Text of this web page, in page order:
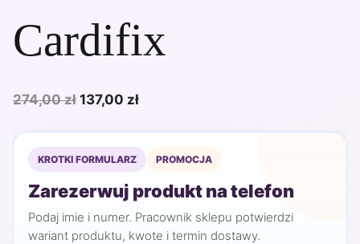
Cardifix
274,00zł Pierwotna
274,00 zł.
137,00 złAktualna
137,00 zł.
KROTKI FORMULARZ PROMOCJA
Zarezerwuj produkt na telefon
Podaj imie i numer. Pracownik sklepu potwierdzi
wariant produktu, kwote i termin dostawy.